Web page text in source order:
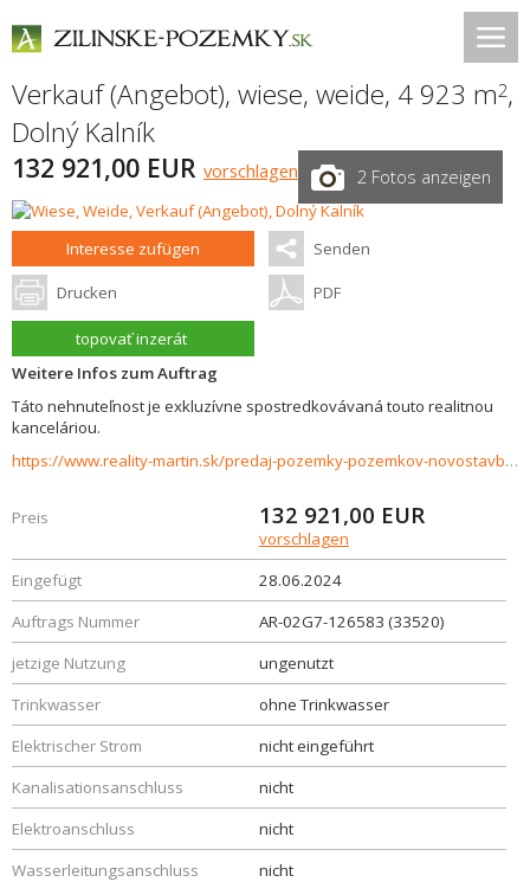
Verkauf (Angebot), wiese, weide, 4 923 m2,
Dolný Kalník
132 921,00 EUR vorschlagen 2 Fotos anzeigen
Interesse zufügen Senden
Drucken PDF
topovať inzerát
Weitere Infos zum Auftrag
Táto nehnuteľnost je exkluzívne spostredkovávaná touto realitnou
kanceláriou.
https://www.reality-martin.sk/predaj-pozemky-pozemkov-novostavby/Investicny-pozemok-na-predaj-Dolny-Kalnik-33520/?utm_source=areality&utm_medium=xml&utm_term=33520&utm_content=chalupa&utm_campaign=portaly
Preis 132 921,00 EUR
vorschlagen
Eingefügt
28.06.2024
Auftrags Nummer
AR-02G7-126583 (33520)
jetzige Nutzung
ungenutzt
Trinkwasser
ohne Trinkwasser
Elektrischer Strom
nicht eingeführt
Kanalisationsanschluss
nicht
Elektroanschluss
nicht
Wasserleitungsanschluss
nicht